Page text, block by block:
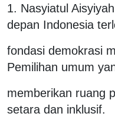
1. Nasyiatul
depan Indonesia
fondasi demokrasi
Pemilihan umum
memberikan ruang
setara dan inklusif.